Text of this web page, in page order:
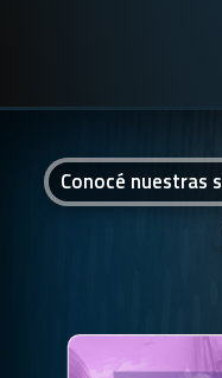
Conocé nuestras